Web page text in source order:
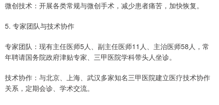
微创技术：开展各类常规与微创手术，减少患者痛苦，加快恢复。
5. 专家团队与技术协作
专家团队：现有主任医师5人、副主任医师11人、主治医师58人，常
年聘请国务院政府津贴专家、三甲医院学科带头人坐诊。
技术协作：与北京、上海、武汉多家知名三甲医院建立医疗技术协作
关系，定期会诊、学术交流。